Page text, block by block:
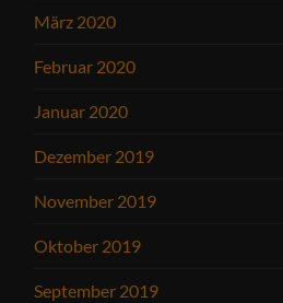
März 2020
Februar 2020
Januar 2020
Dezember 2019
November 2019
Oktober 2019
September 2019